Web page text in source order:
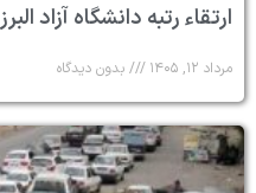
ارتقاء رتبه دانشگاه آزاد البرز
مرداد ۱۲, ۱۴۰۵ بدون دیدگاه